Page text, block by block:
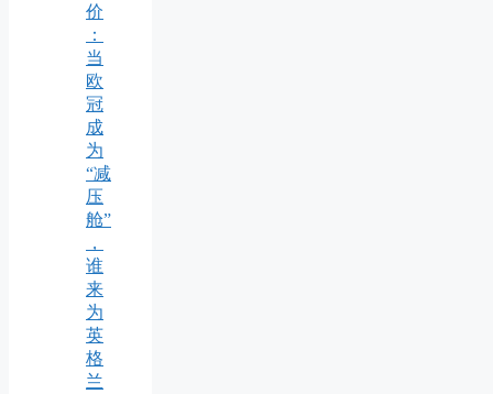
价
：
当
欧
冠
成
为
“减
压
舱”
，
谁
来
为
英
格
兰